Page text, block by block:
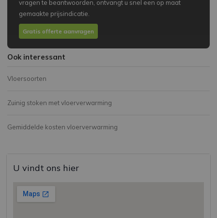
vragen te beantwoorden, ontvangt u snel een op maat
gemaakte prijsindicatie.
Gratis offerte aanvragen
Ook interessant
Vloersoorten
Zuinig stoken met vloerverwarming
Gemiddelde kosten vloerverwarming
U vindt ons hier